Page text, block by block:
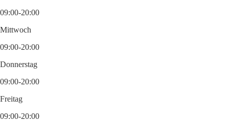
09:00-20:00
Mittwoch
09:00-20:00
Donnerstag
09:00-20:00
Freitag
09:00-20:00